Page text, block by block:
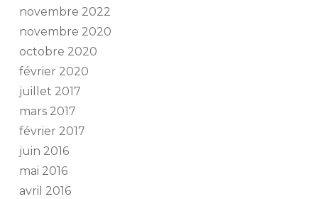
novembre 2022
novembre 2020
octobre 2020
février 2020
juillet 2017
mars 2017
février 2017
juin 2016
mai 2016
avril 2016